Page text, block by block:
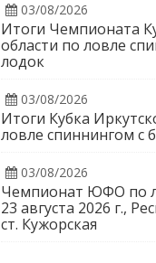
03/08/2026
Итоги Чемпионата
области по ловле
лодок
03/08/2026
Итоги Кубка
ловле спиннингом с
03/08/2026
Чемпионат ЮФО по
23 августа 2026 г.,
ст. Кужорская